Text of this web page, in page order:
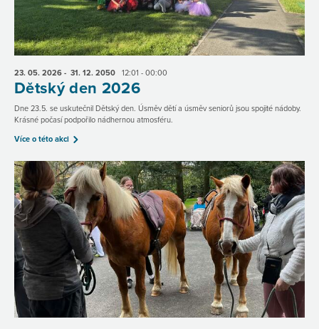
23. 05. 2026 - 31. 12. 2050 12:01 - 00:00
Dětský den 2026
Dne 23.5. se uskutečnil Dětský den. Úsměv dětí a úsměv seniorů jsou spojité nádoby.
Krásné počasí podpořilo nádhernou atmosféru.
Více o této akci